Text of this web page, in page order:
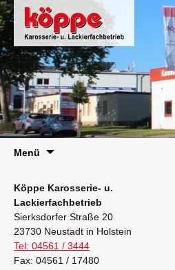
Menü
Köppe Karosserie- u.
Lackierfachbetrieb
Sierksdorfer Straße 20
23730 Neustadt in Holstein
Tel: 04561 / 3444
Fax: 04561 / 17480